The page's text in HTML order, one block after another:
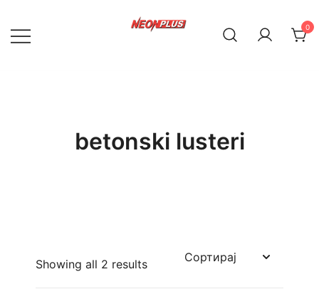
content
0
betonski lusteri
Showing all 2 results